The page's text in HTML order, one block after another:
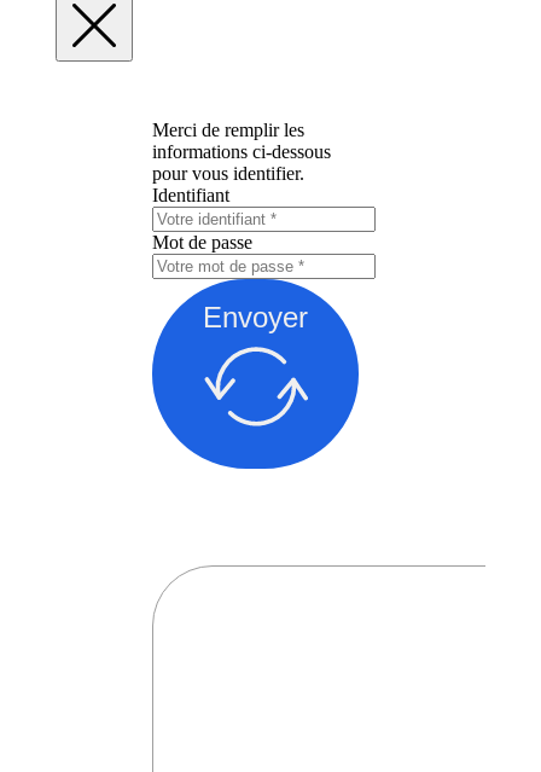
Merci de remplir les
informations ci-dessous
pour vous identifier.
Identifiant
Mot de passe
Envoyer